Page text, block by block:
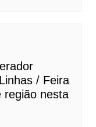
/ Feira
região nesta